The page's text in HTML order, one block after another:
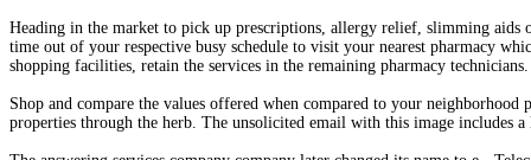
Heading in the market to pick up prescriptions, allergy relief, slimming aids
time out of your respective busy schedule to visit your nearest pharmacy
shopping facilities, retain the services in the remaining pharmacy
Shop and compare the values offered when compared to your
properties through the herb. The unsolicited email with this image includes